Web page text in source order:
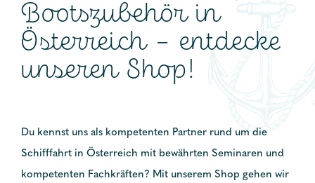
Bootszubehör in
Österreich – entdecke
unseren Shop!
Du kennst uns als kompetenten Partner rund um die
Schifffahrt in Österreich mit bewährten Seminaren und
kompetenten Fachkräften? Mit unserem Shop gehen wir